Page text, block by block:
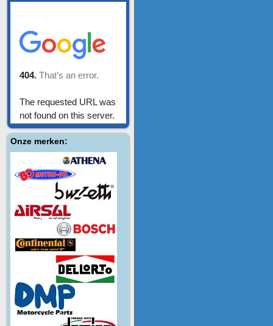
Onze merken: